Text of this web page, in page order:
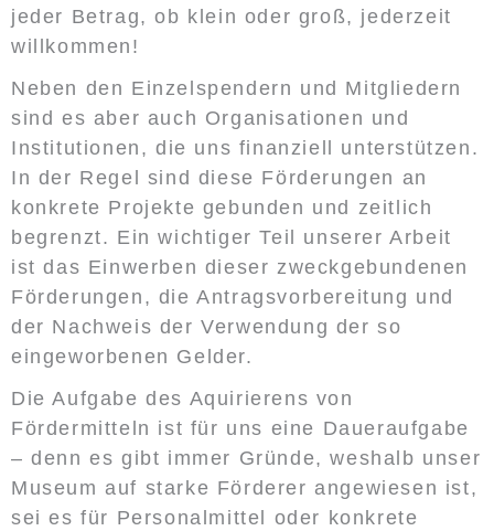
jeder Betrag, ob klein oder groß, jederzeit
willkommen!
Neben den Einzelspendern und Mitgliedern
sind es aber auch Organisationen und
Institutionen, die uns finanziell unterstützen.
In der Regel sind diese Förderungen an
konkrete Projekte gebunden und zeitlich
begrenzt. Ein wichtiger Teil unserer Arbeit
ist das Einwerben dieser zweckgebundenen
Förderungen, die Antragsvorbereitung und
der Nachweis der Verwendung der so
eingeworbenen Gelder.
Die Aufgabe des Aquirierens von
Fördermitteln ist für uns eine Daueraufgabe
– denn es gibt immer Gründe, weshalb unser
Museum auf starke Förderer angewiesen ist,
sei es für Personalmittel oder konkrete